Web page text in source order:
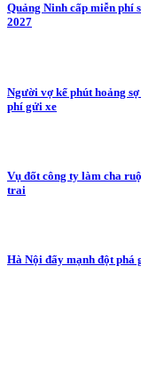
Quảng Ninh cấp miễn phí
2027
Người vợ kể phút hoảng
phí gửi xe
Vụ đốt công ty làm cha
trai
Hà Nội đẩy mạnh đột phá